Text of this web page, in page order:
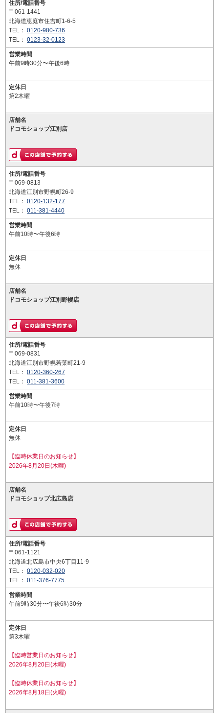
住所/電話番号
〒061-1441
北海道恵庭市住吉町1-6-5
TEL： 0120-980-736
TEL： 0123-32-0123
営業時間
午前9時30分〜午後6時
定休日
第2木曜
店舗名
ドコモショップ江別店
住所/電話番号
〒069-0813
北海道江別市野幌町26-9
TEL： 0120-132-177
TEL： 011-381-4440
営業時間
午前10時〜午後6時
定休日
無休
店舗名
ドコモショップ江別野幌店
住所/電話番号
〒069-0831
北海道江別市野幌若葉町21-9
TEL： 0120-360-267
TEL： 011-381-3600
営業時間
午前10時〜午後7時
定休日
無休
【臨時休業日のお知らせ】
2026年8月20日(木曜)
店舗名
ドコモショップ北広島店
住所/電話番号
〒061-1121
北海道北広島市中央6丁目11-9
TEL： 0120-032-020
TEL： 011-376-7775
営業時間
午前9時30分〜午後6時30分
定休日
第3木曜
【臨時営業日のお知らせ】
2026年8月20日(木曜)
【臨時休業日のお知らせ】
2026年8月18日(火曜)